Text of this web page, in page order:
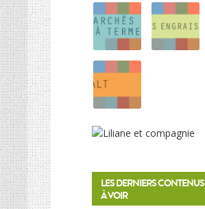
LES DERNIERS CONTENUS
À VOIR